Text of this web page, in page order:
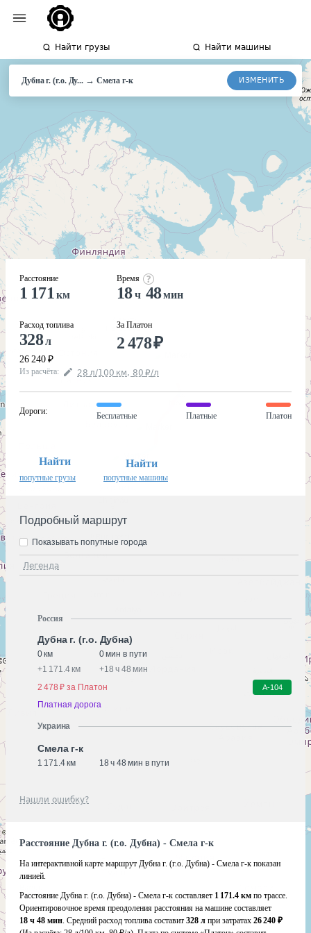
Найти грузы Найти машины
Дубна г. (г.о. Ду... → Смела г-к ИЗМЕНИТЬ
Расстояние
1 171 км
Расход топлива
328л
26 240 ₽
Время
18ч 48мин
За Платон
2 478₽
Из расчёта: 28 л/100 км, 80 ₽/л
Дороги:
Бесплатные Платные Платон
Найти
попутные грузы
Найти
попутные машины
Подробный маршрут
Легенда
Показывать попутные города
Россия
Дубна г. (г.о. Дубна)
0 км
0 мин в пути
+1 171.4 км +18 ч 48 мин
2 478 ₽ за Платон
А-104
Платная дорога
Украина
Смела г-к
1 171.4 км 18 ч 48 мин в пути
Нашли ошибку?
Расстояние Дубна г. (г.о. Дубна) - Смела г-к
На интерактивной карте маршрут Дубна г. (г.о. Дубна) - Смела г-к показан
линией.
Расстояние Дубна г. (г.о. Дубна) - Смела г-к составляет 1 171.4 км по трассе.
Ориентировочное время преодоления расстояния на машине составляет
18 ч 48 мин. Средний расход топлива составит 328 л при затратах 26 240 ₽